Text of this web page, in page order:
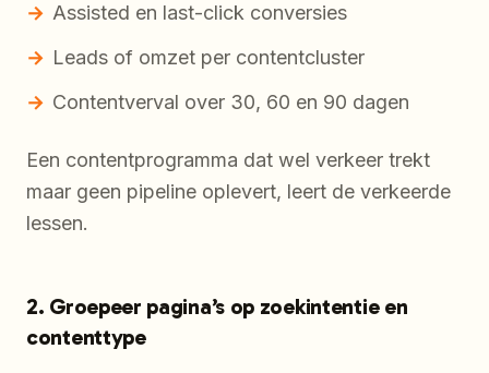
Assisted en last-click conversies
Leads of omzet per contentcluster
Contentverval over 30, 60 en 90 dagen
Een contentprogramma dat wel verkeer trekt
maar geen pipeline oplevert, leert de verkeerde
lessen.
2. Groepeer pagina’s op zoekintentie en
contenttype